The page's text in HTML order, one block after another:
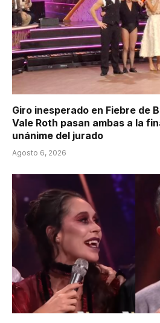
Giro inesperado en Fiebre de
Vale Roth pasan ambas a la
unánime del jurado
Agosto 6, 2026